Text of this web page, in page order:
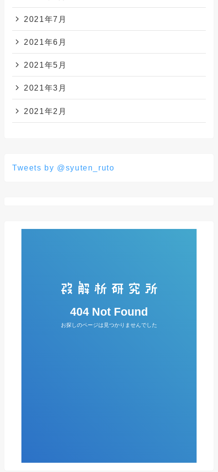
2021年7月
2021年6月
2021年5月
2021年3月
2021年2月
Tweets by @syuten_ruto